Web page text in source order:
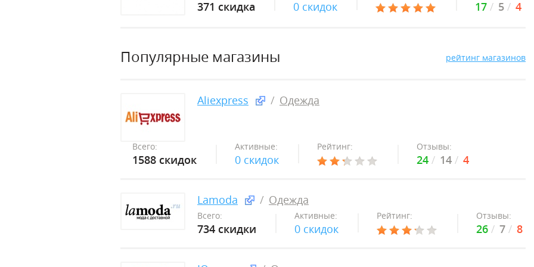
371 скидка 0 скидок 17 5 4
Популярные магазины рейтинг магазинов
Aliexpress Одежда
Всего:
1588 скидок
Активные:
0 скидок
Рейтинг: Отзывы:
24 14 4
Lamoda Одежда
Всего:
734 скидки
Активные:
0 скидок
Рейтинг: Отзывы:
26 7 8